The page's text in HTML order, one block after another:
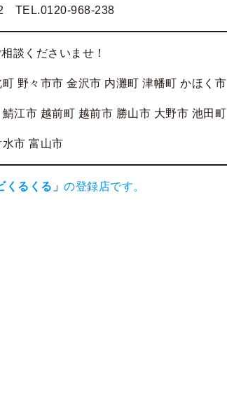
TEL.0120-968-238
談くださいませ！
野々市市 金沢市 内灘町 津幡町 かほく市
江市 越前町 越前市 勝山市 大野市 池田町
水市 富山市
くるくる 」の登録店です。